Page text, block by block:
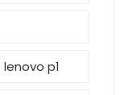
lenovo p1